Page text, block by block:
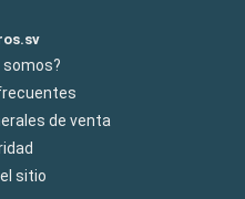
somos?
de venta
sitio